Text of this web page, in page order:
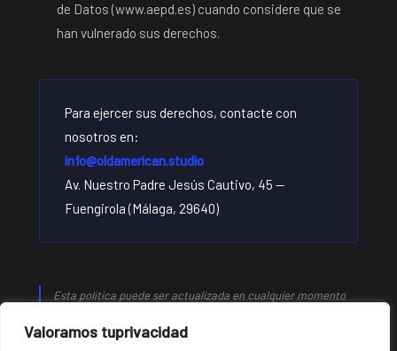
Valoramos tuprivacidad
de Datos (www.aepd.es) cuando considere que se
han vulnerado sus derechos.
Para ejercer sus derechos, contacte con
nosotros en:
info@oldamerican.studio
Av. Nuestro Padre Jesús Cautivo, 45 —
Fuengirola (Málaga, 29640)
Esta política puede ser actualizada en cualquier momento
recomienda revisarla periódicamente.